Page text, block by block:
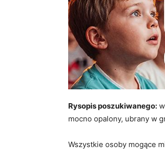
Rysopis poszukiwanego:
mocno opalony, ubrany w
Wszystkie osoby mogące